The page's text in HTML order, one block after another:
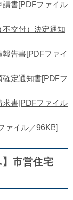
請書[PDFファイル
不交付）決定通知
告書[PDFファイ
確定通知書[PDFフ
求書[PDFファイル
ァイル／96KB]
】市営住宅